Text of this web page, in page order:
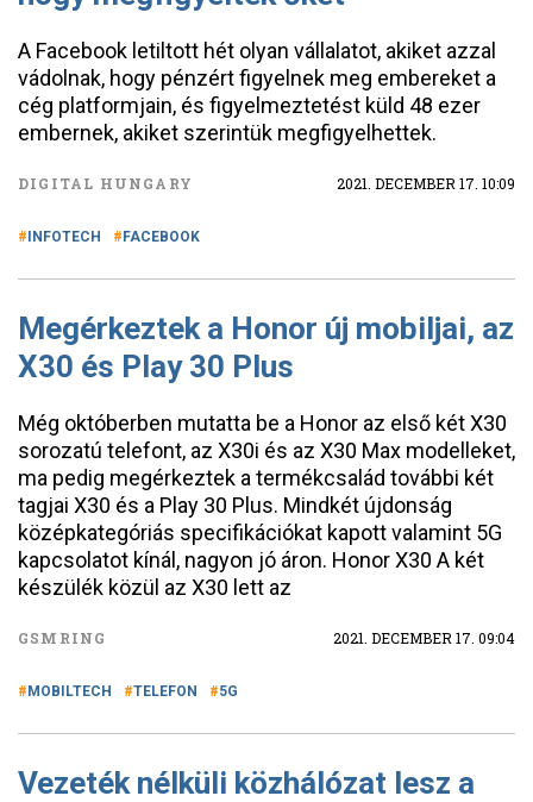
A Facebook letiltott hét olyan vállalatot, akiket azzal
vádolnak, hogy pénzért figyelnek meg embereket a
cég platformjain, és figyelmeztetést küld 48 ezer
embernek, akiket szerintük megfigyelhettek.
DIGITAL HUNGARY 2021. DECEMBER 17. 10:09
INFOTECH FACEBOOK
Megérkeztek a Honor új mobiljai, az
X30 és Play 30 Plus
Még októberben mutatta be a Honor az első két X30
sorozatú telefont, az X30i és az X30 Max modelleket,
ma pedig megérkeztek a termékcsalád további két
tagjai X30 és a Play 30 Plus. Mindkét újdonság
középkategóriás specifikációkat kapott valamint 5G
kapcsolatot kínál, nagyon jó áron. Honor X30 A két
készülék közül az X30 lett az
GSMRING 2021. DECEMBER 17. 09:04
MOBILTECH TELEFON 5G
Vezeték nélküli közhálózat lesz a